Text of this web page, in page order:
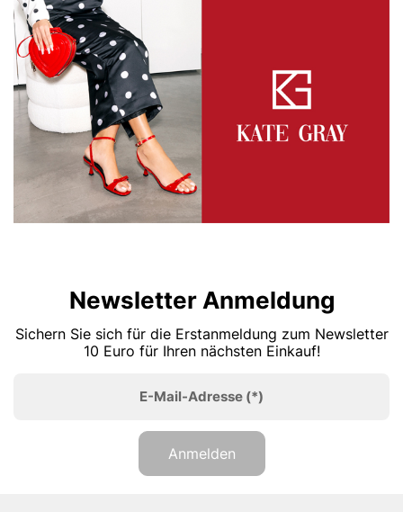
Newsletter Anmeldung
Sichern Sie sich für die Erstanmeldung zum Newsletter
10 Euro für Ihren nächsten Einkauf!
E-Mail-Adresse (*)
Anmelden